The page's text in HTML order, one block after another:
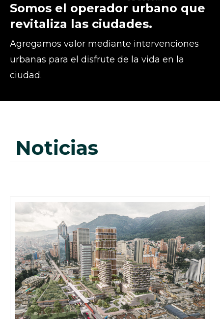
Somos el operador urbano que
revitaliza las ciudades.
Agregamos valor mediante intervenciones
urbanas para el disfrute de la vida en la
ciudad.
noticias